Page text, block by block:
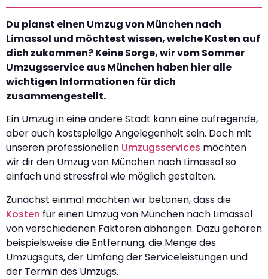
Du planst einen Umzug von München nach
Limassol und möchtest wissen, welche Kosten auf
dich zukommen? Keine Sorge, wir vom Sommer
Umzugsservice aus München haben hier alle
wichtigen Informationen für dich
zusammengestellt.
Ein Umzug in eine andere Stadt kann eine aufregende,
aber auch kostspielige Angelegenheit sein. Doch mit
unseren professionellen Umzugsservices möchten
wir dir den Umzug von München nach Limassol so
einfach und stressfrei wie möglich gestalten.
Zunächst einmal möchten wir betonen, dass die
Kosten für einen Umzug von München nach Limassol
von verschiedenen Faktoren abhängen. Dazu gehören
beispielsweise die Entfernung, die Menge des
Umzugsguts, der Umfang der Serviceleistungen und
der Termin des Umzugs.